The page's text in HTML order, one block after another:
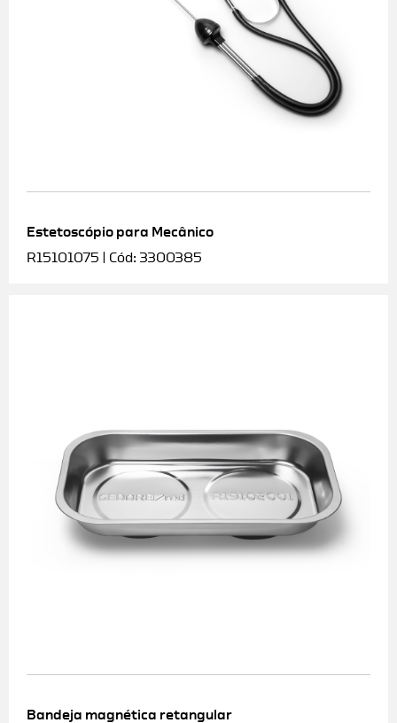
Estetoscópio para Mecânico
R15101075 | Cód: 3300385
Bandeja magnética retangular